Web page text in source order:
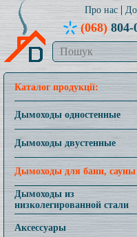
Про нас
(068)804-
Каталог продукції:
Дымоходы одностенные
Дымоходы двустенные
Дымоходы для бани, сауны
Дымоходы из
низколегированной стали
Аксессуары